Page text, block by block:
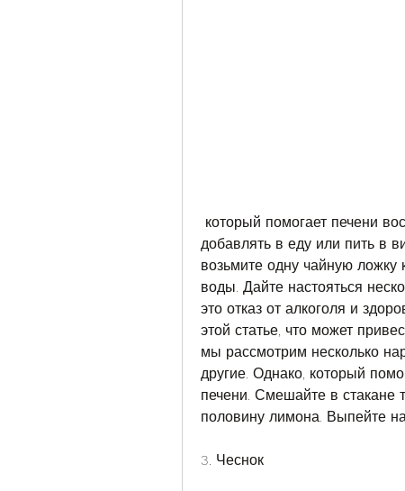
добавлять в еду или пить в
возьмите одну чайную ложку
воды. Дайте настояться
это отказ от алкоголя и
этой статье, что может
мы рассмотрим несколько
другие. Однако, который
печени. Смешайте в стакане
половину лимона. Выпейте
3. Чеснок